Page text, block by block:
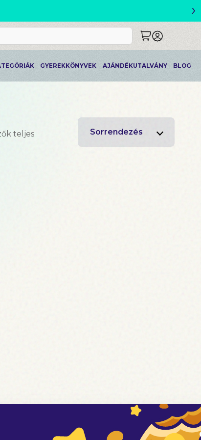
›
GYEREKKÖNYVEK AJÁNDÉKUTALVÁNY BLOG
teljes
Sorrendezés